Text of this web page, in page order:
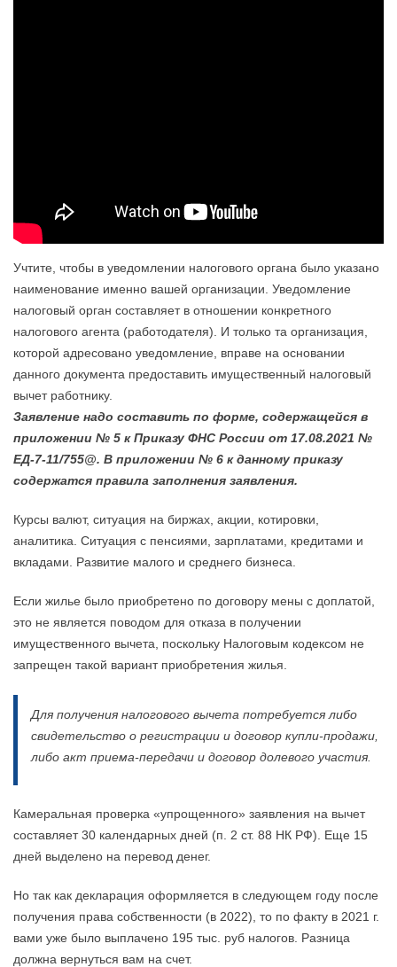
Учтите, чтобы в уведомлении налогового органа было указано
наименование именно вашей организации. Уведомление
налоговый орган составляет в отношении конкретного
налогового агента (работодателя). И только та организация,
которой адресовано уведомление, вправе на основании
данного документа предоставить имущественный налоговый
вычет работнику.
Заявление надо составить по форме, содержащейся в
приложении № 5 к Приказу ФНС России от 17.08.2021 №
ЕД-7-11/755@. В приложении № 6 к данному приказу
содержатся правила заполнения заявления.
Курсы валют, ситуация на биржах, акции, котировки,
аналитика. Ситуация с пенсиями, зарплатами, кредитами и
вкладами. Развитие малого и среднего бизнеса.
Если жилье было приобретено по договору мены с доплатой,
это не является поводом для отказа в получении
имущественного вычета, поскольку Налоговым кодексом не
запрещен такой вариант приобретения жилья.
Для получения налогового вычета потребуется либо
свидетельство о регистрации и договор купли-продажи,
либо акт приема-передачи и договор долевого участия.
Камеральная проверка «упрощенного» заявления на вычет
составляет 30 календарных дней (п. 2 ст. 88 НК РФ). Еще 15
дней выделено на перевод денег.
Но так как декларация оформляется в следующем году после
получения права собственности (в 2022), то по факту в 2021 г.
вами уже было выплачено 195 тыс. руб налогов. Разница
должна вернуться вам на счет.